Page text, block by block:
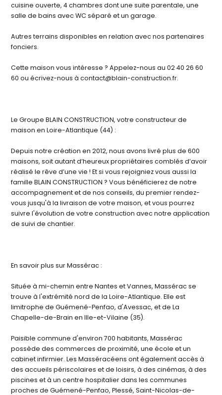
cuisine ouverte, 4 chambres dont une suite parentale, une
salle de bains avec WC séparé et un garage.
Autres terrains disponibles en relation avec nos partenaires
fonciers.
Cette maison vous intéresse ? Appelez-nous au 02 40 26 60
60 ou écrivez-nous à contact@blain-construction.fr.
Le Groupe BLAIN CONSTRUCTION, votre constructeur de
maison en Loire-Atlantique (44) :
Depuis notre création en 2012, nous avons livré plus de 600
maisons, soit autant d’heureux propriétaires comblés d’avoir
réalisé le rêve d’une vie ! Et si vous rejoigniez vous aussi la
famille BLAIN CONSTRUCTION ? Vous bénéficierez de notre
accompagnement et de nos conseils, du premier rendez-
vous jusqu'à la livraison de votre maison, et vous pourrez
suivre l'évolution de votre construction avec notre application
de suivi de chantier.
En savoir plus sur Massérac :
Située à mi-chemin entre Nantes et Vannes, Massérac se
trouve à l'extrémité nord de la Loire-Atlantique. Elle est
limitrophe de Guémené-Penfao, d'Avessac, et de La
Chapelle-de-Brain en Ille-et-Vilaine (35).
Paisible commune d'environ 700 habitants, Massérac
possède des commerces de proximité, une école et un
cabinet infirmier. Les Masséracéens ont également accès à
des accueils périscolaires et de loisirs, à des cinémas, à des
piscines et à un centre hospitalier dans les communes
proches de Guémené-Penfao, Plessé, Saint-Nicolas-de-